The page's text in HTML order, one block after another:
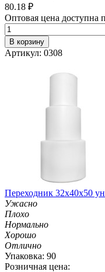
80.18 ₽
Оптовая цена доступна
В корзину
Артикул: 0308
Переходник 32х40х50
Ужасно
Плохо
Нормально
Хорошо
Отлично
Упаковка: 90
Розничная цена: